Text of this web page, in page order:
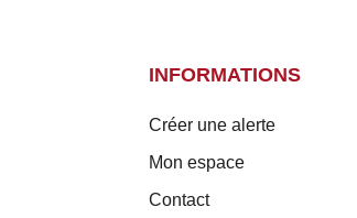
INFORMATIONS
Créer une alerte
Mon espace
Contact